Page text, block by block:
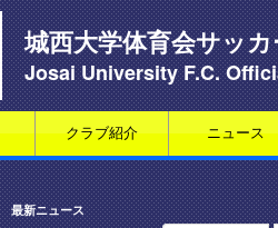
城西大学体育会サッ
Josai University F.C.
クラブ紹介 ニュース
最新ニュース